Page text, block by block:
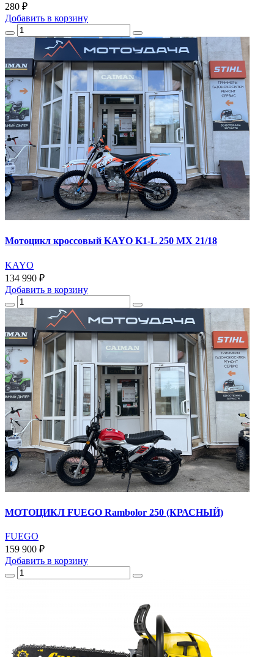
280 ₽
Добавить в корзину
Мотоцикл кроссовый KAYO K1-L 250 MX 21/18
KAYO
134 990 ₽
Добавить в корзину
МОТОЦИКЛ FUEGO Rambolor 250 (КРАСНЫЙ)
FUEGO
159 900 ₽
Добавить в корзину